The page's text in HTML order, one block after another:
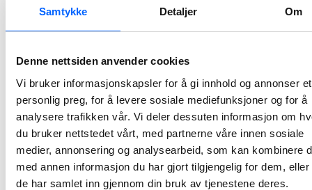
Samtykke Detaljer Om
Denne nettsiden anvender cookies
Vi bruker informasjonskapsler for å gi innhold og annonser et
personlig preg, for å levere sosiale mediefunksjoner og for å
analysere trafikken vår. Vi deler dessuten informasjon om
du bruker nettstedet vårt, med partnerne våre innen sosiale
medier, annonsering og analysearbeid, som kan kombinere
med annen informasjon du har gjort tilgjengelig for dem,
de har samlet inn gjennom din bruk av tjenestene deres.
Lars Petter Gamlem er i dag avdelingsleder for NCCs avdeling i Midt-Norge, en rolle han har hatt siden 2015. Han er utdannet sivilingeniør, Master of Science and Technology, fra NTNU.
2023-12-04 13:01
signert fire nye
kontrakter med
Oslo kommune
NCC har nylig signert fire nye kontrakter med henholdsvis Vann- og avløpsetaten, Bymiljøetaten og OsloBygg KF. De fire kontraktene har en samlet verdi på cirka 240 MNOK.
2023-11-17 07:45